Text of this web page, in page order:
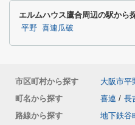
エルムハウス鷹合周辺の駅から
平野 喜連瓜破
市区町村から探す 大阪市平
町名から探す
喜連 / 長
路線から探す
地下鉄谷